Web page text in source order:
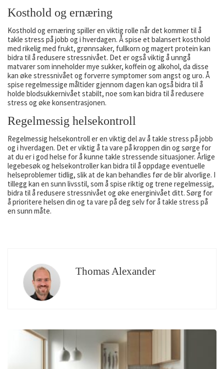
Kosthold og ernæring
Kosthold og ernæring spiller en viktig rolle når det kommer til å
takle stress på jobb og i hverdagen. Å spise et balansert kosthold
med rikelig med frukt, grønnsaker, fullkorn og magert protein kan
bidra til å redusere stressnivået. Det er også viktig å unngå
matvarer som inneholder mye sukker, koffein og alkohol, da disse
kan øke stressnivået og forverre symptomer som angst og uro. Å
spise regelmessige måltider gjennom dagen kan også bidra til å
holde blodsukkernivået stabilt, noe som kan bidra til å redusere
stress og øke konsentrasjonen.
Regelmessig helsekontroll
Regelmessig helsekontroll er en viktig del av å takle stress på jobb
og i hverdagen. Det er viktig å ta vare på kroppen din og sørge for
at du er i god helse for å kunne takle stressende situasjoner. Årlige
legebesøk og helsekontroller kan bidra til å oppdage eventuelle
helseproblemer tidlig, slik at de kan behandles før de blir alvorlige. I
tillegg kan en sunn livsstil, som å spise riktig og trene regelmessig,
bidra til å redusere stressnivået og øke energinivået ditt. Sørg for
å prioritere helsen din og ta vare på deg selv for å takle stress på
en sunn måte.
Thomas Alexander